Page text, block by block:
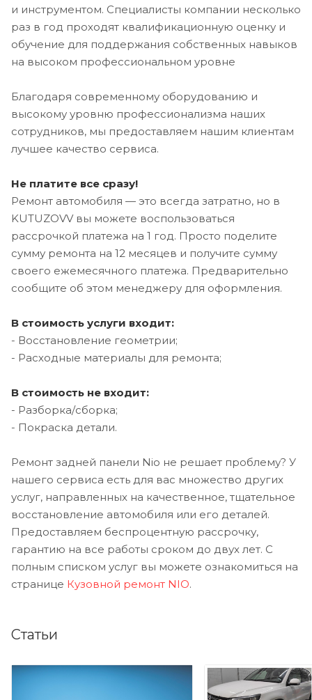
и инструментом. Специалисты компании несколько
раз в год проходят квалификационную оценку и
обучение для поддержания собственных навыков
на высоком профессиональном уровне
Благодаря современному оборудованию и
высокому уровню профессионализма наших
сотрудников, мы предоставляем нашим клиентам
лучшее качество сервиса.
Не платите все сразу!
Ремонт автомобиля — это всегда затратно, но в
KUTUZOVV вы можете воспользоваться
рассрочкой платежа на 1 год. Просто поделите
сумму ремонта на 12 месяцев и получите сумму
своего ежемесячного платежа. Предварительно
сообщите об этом менеджеру для оформления.
В стоимость услуги входит:
- Восстановление геометрии;
- Расходные материалы для ремонта;
В стоимость не входит:
- Разборка/сборка;
- Покраска детали.
Ремонт задней панели Nio не решает проблему? У
нашего сервиса есть для вас множество других
услуг, направленных на качественное, тщательное
восстановление автомобиля или его деталей.
Предоставляем беспроцентную рассрочку,
гарантию на все работы сроком до двух лет. С
полным списком услуг вы можете ознакомиться на
странице Кузовной ремонт NIO.
Статьи